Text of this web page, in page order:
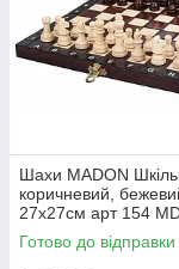
Шахи MADON
коричневий,
27х27см арт 154
Готово до відправки